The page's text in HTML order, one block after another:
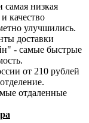
самая низкая
качество
улучшились.
доставки
- самые быстрые
от 210 рублей
отдаленные